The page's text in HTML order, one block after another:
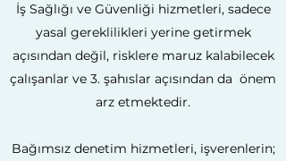
İş Sağlığı ve Güvenliği hizmetleri, sadece
yasal gereklilikleri yerine getirmek
açısından değil, risklere maruz kalabilecek
çalışanlar ve 3. şahıslar açısından da önem
arz etmektedir.
Bağımsız denetim hizmetleri, işverenlerin;